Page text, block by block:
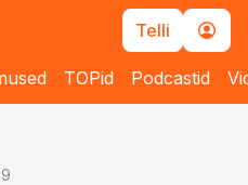
Telli
TOPid Podcastid